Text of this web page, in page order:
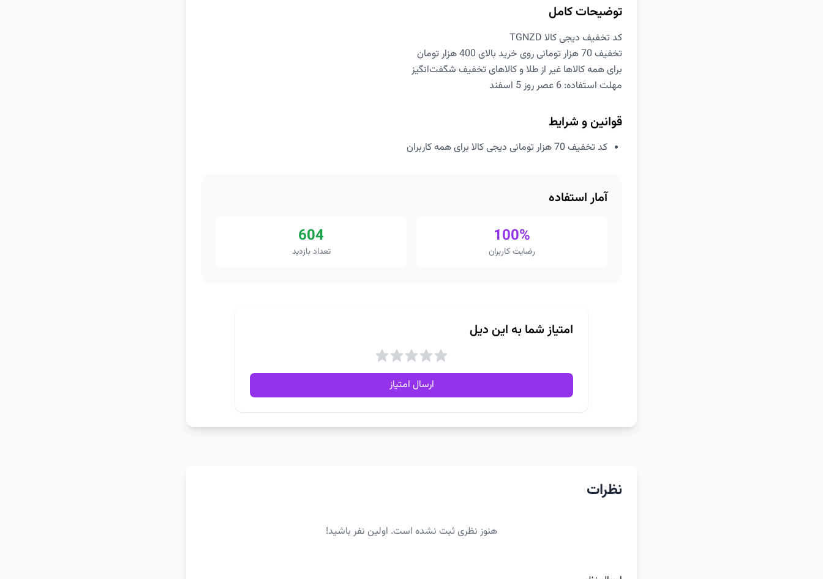
توضیحات کامل
کد تخفیف دیجی کالا TGNZD
تخفیف 70 هزار تومانی روی خرید بالای 400 هزار تومان
برای همه کالاها غیر از طلا و کالاهای تخفیف شگفت‌انگیز
مهلت استفاده: 6 عصر روز 5 اسفند
قوانین و شرایط
کد تخفیف 70 هزار تومانی دیجی کالا برای همه کاربران
آمار استفاده
100%
رضایت کاربران
604
تعداد بازدید
امتیاز شما به این دیل
ارسال امتیاز
نظرات
هنوز نظری ثبت نشده است. اولین نفر باشید!